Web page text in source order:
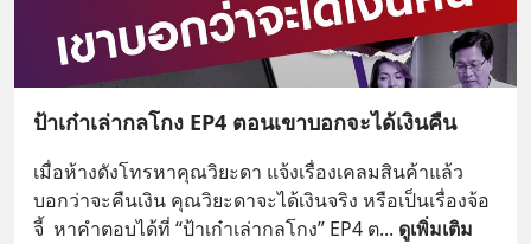
ป้าเก๋าเล่ากลโกง EP4 ตอนเขาบอกจะได้เงินคืน
เมื่อห้างดังโทรหาคุณวิยะดา แจ้งเรื่องเคลมสินค้าแล้ว
บอกว่าจะคืนเงิน คุณวิยะดาจะได้เงินจริง หรือเป็นเรื่องจ้อ
จี้  หาคำตอบได้ที่ “ป้าเก๋าเล่ากลโกง” EP4 ต... ดูเพิ่มเติม